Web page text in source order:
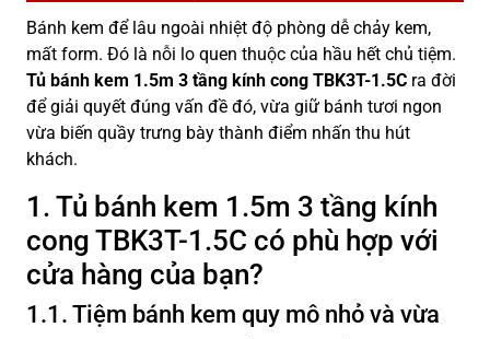
Bánh kem để lâu ngoài nhiệt độ phòng dễ chảy kem,
mất form. Đó là nỗi lo quen thuộc của hầu hết chủ tiệm.
Tủ bánh kem 1.5m 3 tầng kính cong TBK3T-1.5C ra đời
để giải quyết đúng vấn đề đó, vừa giữ bánh tươi ngon
vừa biến quầy trưng bày thành điểm nhấn thu hút
khách.
1. Tủ bánh kem 1.5m 3 tầng kính
cong TBK3T-1.5C có phù hợp với
cửa hàng của bạn?
1.1. Tiệm bánh kem quy mô nhỏ và vừa